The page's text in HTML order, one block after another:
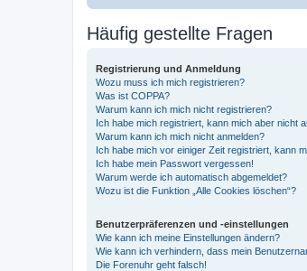
Häufig gestellte Fragen
Registrierung und Anmeldung
Wozu muss ich mich registrieren?
Was ist COPPA?
Warum kann ich mich nicht registrieren?
Ich habe mich registriert, kann mich aber nicht
Warum kann ich mich nicht anmelden?
Ich habe mich vor einiger Zeit registriert, kann
Ich habe mein Passwort vergessen!
Warum werde ich automatisch abgemeldet?
Wozu ist die Funktion „Alle Cookies löschen“?
Benutzerpräferenzen und -einstellungen
Wie kann ich meine Einstellungen ändern?
Wie kann ich verhindern, dass mein
Die Forenuhr geht falsch!